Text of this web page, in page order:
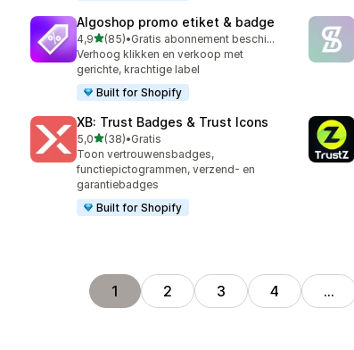
Algoshop promo etiket & badge
4,9van 5 sterren
(85)
85 recensies in totaal
•
Gratis abonnement beschikbaar
Verhoog klikken en verkoop met
gerichte, krachtige label
Built for Shopify
XB: Trust Badges & Trust Icons
5,0van 5 sterren
(38)
38 recensies in totaal
•Gratis
Toon vertrouwensbadges,
functiepictogrammen, verzend- en
garantiebadges
Built for Shopify
1 2 3 4 …